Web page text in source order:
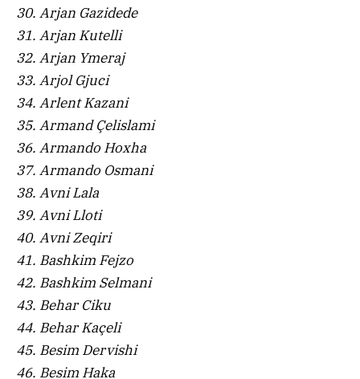
30. Arjan Gazidede
31. Arjan Kutelli
32. Arjan Ymeraj
33. Arjol Gjuci
34. Arlent Kazani
35. Armand Çelislami
36. Armando Hoxha
37. Armando Osmani
38. Avni Lala
39. Avni Lloti
40. Avni Zeqiri
41. Bashkim Fejzo
42. Bashkim Selmani
43. Behar Ciku
44. Behar Kaçeli
45. Besim Dervishi
46. Besim Haka